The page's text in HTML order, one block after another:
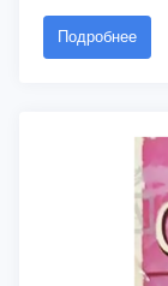
Подробнее